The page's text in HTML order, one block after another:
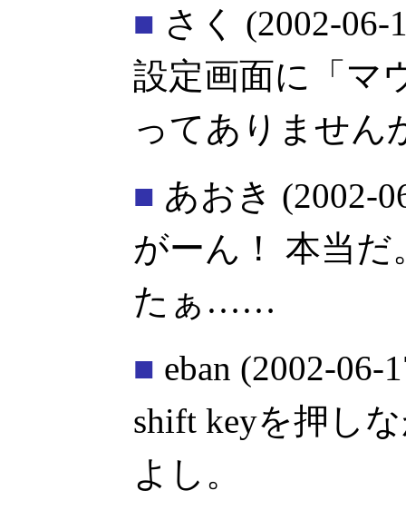
■ さく
(2002-06-
設定画面に「マ
ってありません
■ あおき (2002-
がーん！ 本当
たぁ……
■ eban (2002-06-
shift keyを押し
よし。